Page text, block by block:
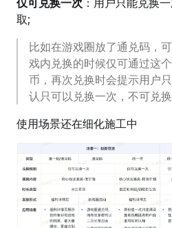
仅可兑换一次 ：用户只能兑换
取;
比如在游戏圈放了通兑码，
戏内兑换的时候仅可通过这
币，再次兑换时会提示用户
认只可以兑换一次，不可兑换
使用场景还在细化施工中